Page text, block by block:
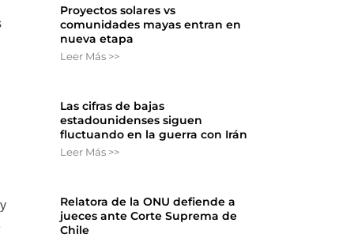
Proyectos solares vs
comunidades mayas entran en
nueva etapa
Leer Más >>
Las cifras de bajas
estadounidenses siguen
fluctuando en la guerra con Irán
Leer Más >>
Relatora de la ONU defiende a
jueces ante Corte Suprema de
Chile